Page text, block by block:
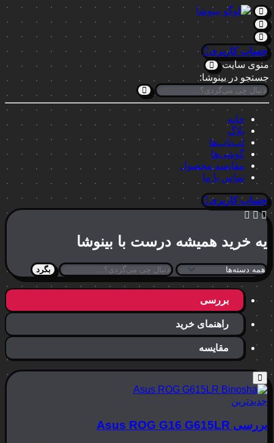
حساب کاربری
منوی سایت
جستجو در بینوشا:
خانه
بلاگ
لپ‌تاپ‌ها
گوشی‌ها
مقایسه محصول
تماس با ما
حساب کاربری
یه خرید همیشه درست با بینوشا
بگرد
بررسی
راهنمای خرید
مقایسه
جدیدترین
بررسی Asus ROG G16 G615LR